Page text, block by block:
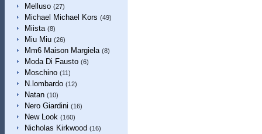
Melluso (27)
Michael Michael Kors (49)
Miista (8)
Miu Miu (26)
Mm6 Maison Margiela (8)
Moda Di Fausto (6)
Moschino (11)
N.lombardo (12)
Natan (10)
Nero Giardini (16)
New Look (160)
Nicholas Kirkwood (16)